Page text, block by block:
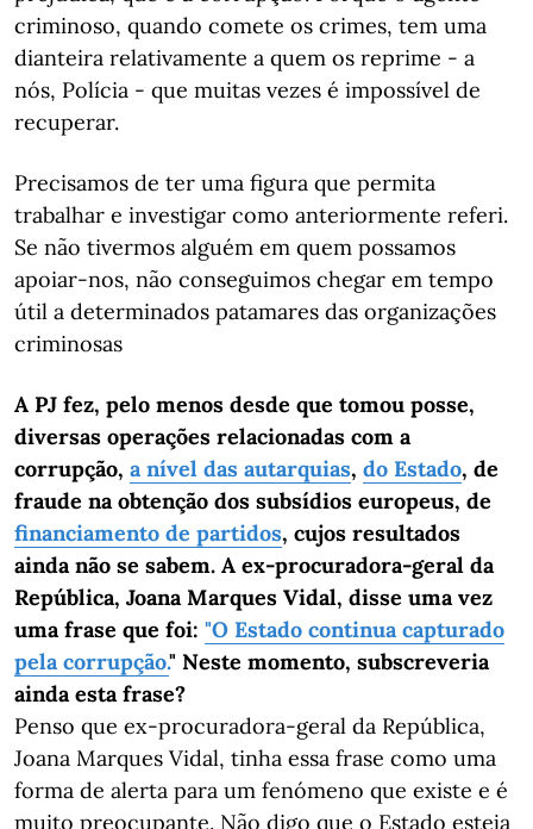
criminoso, quando comete os crimes, tem uma
dianteira relativamente a quem os reprime - a
nós, Polícia - que muitas vezes é impossível de
recuperar.
Precisamos de ter uma figura que permita
trabalhar e investigar como anteriormente referi.
Se não tivermos alguém em quem possamos
apoiar-nos, não conseguimos chegar em tempo
útil a determinados patamares das organizações
criminosas
A PJ fez, pelo menos desde que tomou posse,
diversas operações relacionadas com a
corrupção, a nível das autarquias, do Estado, de
fraude na obtenção dos subsídios europeus, de
financiamento de partidos, cujos resultados
ainda não se sabem. A ex-procuradora-geral da
República, Joana Marques Vidal, disse uma vez
uma frase que foi: "O Estado continua capturado
pela corrupção." Neste momento, subscreveria
ainda esta frase?
Penso que ex-procuradora-geral da República,
Joana Marques Vidal, tinha essa frase como uma
forma de alerta para um fenómeno que existe e é
muito preocupante. Não digo que o Estado esteja